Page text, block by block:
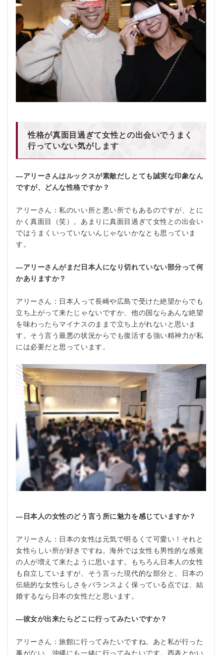
性格が真面目過ぎて女性との出会いでうまく
行っていない気がします
―アリーさんはルックスが素敵だしとても誠実な印象なん
ですが、どんな性格ですか？
アリーさん：私のいい所と悪い所でもあるのですが、とに
かく真面目（笑）。あまりに真面目過ぎて女性との出会い
ではうまくいっていないんじゃないかなとも思っていま
す。
―アリーさんがまだ日本人になり切れていない部分って何
かありますか？
アリーさん：日本人って長崎や広島で受けた絶望からでも
立ち上がって来たじゃないですか、他の国ならあんな絶望
を味わったらマイナスのままで立ち上がれないと思いま
す。そう言う最悪の状況からでも復活する強い精神力が私
には必要だと思っています。
―日本人の女性のどう言う所に魅力を感じていますか？
アリーさん：日本の女性は元気で明るくて可愛い！それと
女性らしい所が好きですね。海外では女性も男性的な感覚
の人が増えて来たように思います。もちろん日本人の女性
も自立していますが、そう言った現代的な部分と、日本の
伝統的な女性らしさをバランスよく保っている点では、結
婚するなら日本の女性だと思います。
―彼女が出来たらどこに行ってみたいですか？
アリーさん：旅館に行ってみたいですね。あと私が行った
事がない、沖縄にも一緒に行ってみたいです。西表とかい